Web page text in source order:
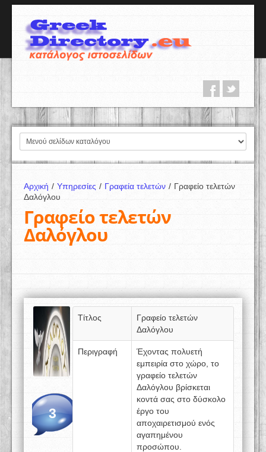
Αρχική / Υπηρεσίες / Γραφεία τελετών / Γραφείο τελετών
Δαλόγλου
Γραφείο τελετών
Δαλόγλου
3
Τίτλος
Γραφείο τελετών
Δαλόγλου
Περιγραφή
Έχοντας πολυετή
εμπειρία στο χώρο, το
γραφείο τελετών
Δαλόγλου βρίσκεται
κοντά σας στο δύσκολο
έργο του
αποχαιρετισμού ενός
αγαπημένου
προσώπου.